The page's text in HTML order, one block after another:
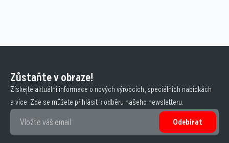
Zůstaňte v obraze!
Získejte aktuální informace o nových výrobcích, speciálních nabídkách
a více. Zde se můžete přihlásit k odběru našeho newsletteru.
Odebírat